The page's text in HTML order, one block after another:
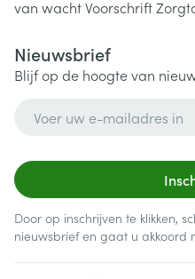
van wachtVoorschrift
Nieuwsbrief
Blijf op de hoogte van
Door op inschrijven te klikken,
nieuwsbrief en gaat u akkoord